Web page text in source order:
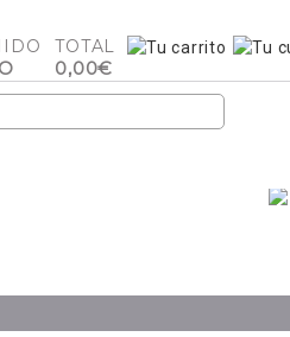
TOTAL
0,00€